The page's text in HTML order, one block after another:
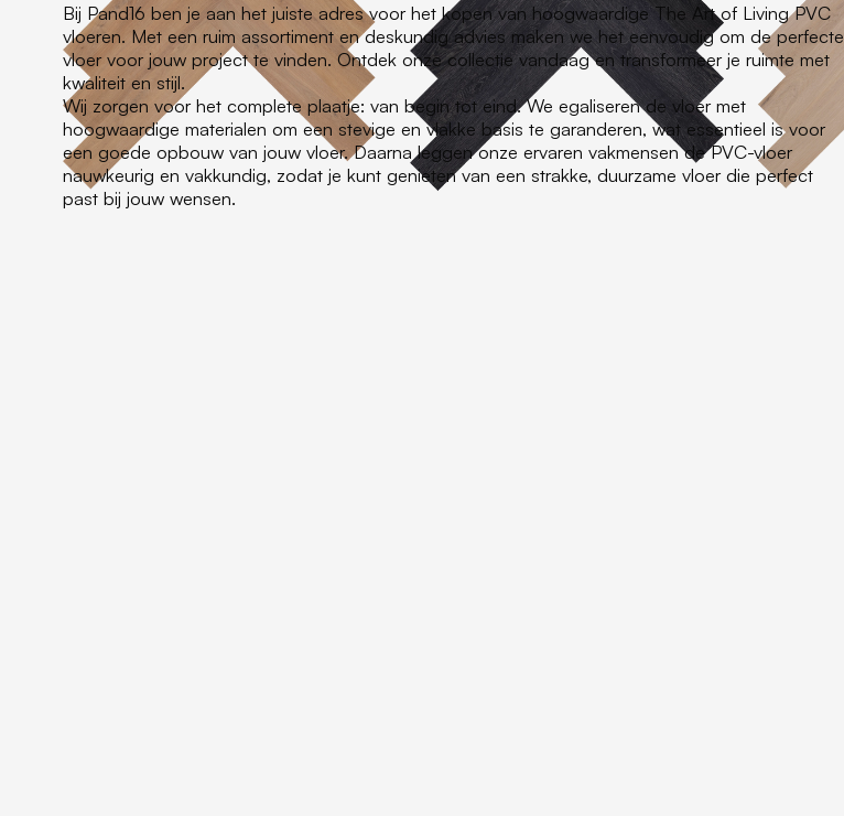
Bij Pand16 ben je aan het juiste adres voor het kopen van hoogwaardige The Art of Living PVC
vloeren. Met een ruim assortiment en deskundig advies maken we het eenvoudig om de perfecte
vloer voor jouw project te vinden. Ontdek onze collectie vandaag en transformeer je ruimte met
kwaliteit en stijl.
Wij zorgen voor het complete plaatje: van begin tot eind. We egaliseren de vloer met
hoogwaardige materialen om een stevige en vlakke basis te garanderen, wat essentieel is voor
een goede opbouw van jouw vloer. Daarna leggen onze ervaren vakmensen de PVC-vloer
nauwkeurig en vakkundig, zodat je kunt genieten van een strakke, duurzame vloer die perfect
past bij jouw wensen.